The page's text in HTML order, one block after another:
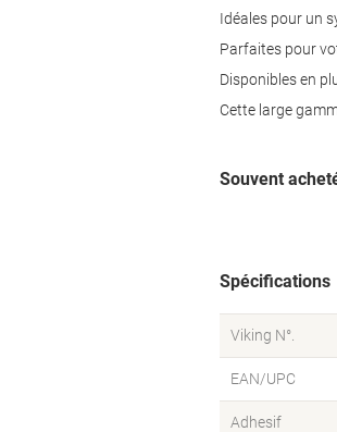
Idéales pour un
Parfaites pour
Disponibles en
Cette large
Souvent
Spécifications
Viking N°.
EAN/UPC
Adhesif